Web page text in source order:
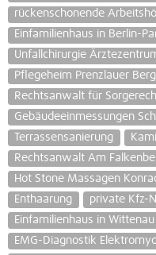
rückenschonende
Einfamilienhaus in Berlin-
Unfallchirurgie
Pflegeheim Prenzlauer
Rechtsanwalt für
Gebäudeeinmessungen
Terrassensanierung
Rechtsanwalt Am
Hot Stone Massagen
Enthaarung
private Kfz-
Einfamilienhaus in
EMG-Diagnostik